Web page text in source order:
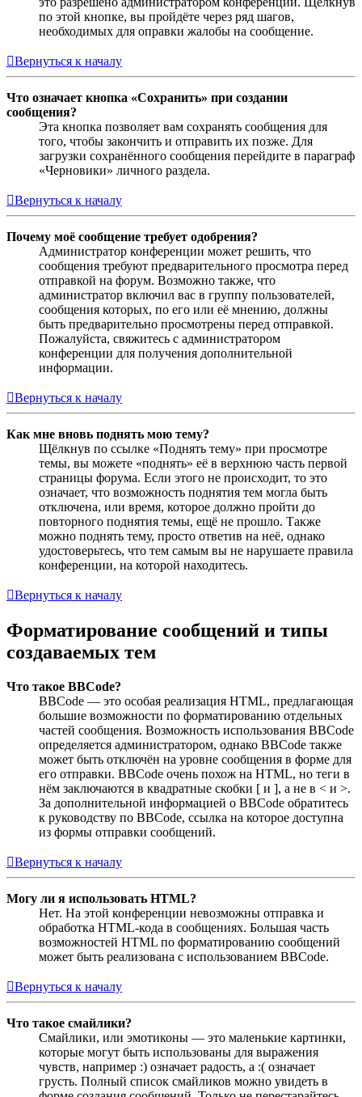
по этой кнопке, вы пройдёте через ряд шагов,
необходимых для оправки жалобы на сообщение.
Вернуться к началу
Что означает кнопка «Сохранить» при создании
сообщения?
Эта кнопка позволяет вам сохранять сообщения для
того, чтобы закончить и отправить их позже. Для
загрузки сохранённого сообщения перейдите в параграф
«Черновики» личного раздела.
Вернуться к началу
Почему моё сообщение требует одобрения?
Администратор конференции может решить, что
сообщения требуют предварительного просмотра перед
отправкой на форум. Возможно также, что
администратор включил вас в группу пользователей,
сообщения которых, по его или её мнению, должны
быть предварительно просмотрены перед отправкой.
Пожалуйста, свяжитесь с администратором
конференции для получения дополнительной
информации.
Вернуться к началу
Как мне вновь поднять мою тему?
Щёлкнув по ссылке «Поднять тему» при просмотре
темы, вы можете «поднять» её в верхнюю часть первой
страницы форума. Если этого не происходит, то это
означает, что возможность поднятия тем могла быть
отключена, или время, которое должно пройти до
повторного поднятия темы, ещё не прошло. Также
можно поднять тему, просто ответив на неё, однако
удостоверьтесь, что тем самым вы не нарушаете правила
конференции, на которой находитесь.
Вернуться к началу
Форматирование сообщений и типы
создаваемых тем
Что такое BBCode?
BBCode — это особая реализация HTML, предлагающая
большие возможности по форматированию отдельных
частей сообщения. Возможность использования BBCode
определяется администратором, однако BBCode также
может быть отключён на уровне сообщения в форме для
его отправки. BBCode очень похож на HTML, но теги в
нём заключаются в квадратные скобки [ и ], а не в < и >.
За дополнительной информацией о BBCode обратитесь
к руководству по BBCode, ссылка на которое доступна
из формы отправки сообщений.
Вернуться к началу
Могу ли я использовать HTML?
Нет. На этой конференции невозможны отправка и
обработка HTML-кода в сообщениях. Большая часть
возможностей HTML по форматированию сообщений
может быть реализована с использованием BBCode.
Вернуться к началу
Что такое смайлики?
Смайлики, или эмотиконы — это маленькие картинки,
которые могут быть использованы для выражения
чувств, например :) означает радость, а :( означает
грусть. Полный список смайликов можно увидеть в